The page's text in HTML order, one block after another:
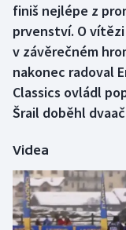
Curling
Dostihy
Florbal
Gymnastika
finiš nejlépe z
prvenství. O
v závěrečném
nakonec radoval
Classics ovládl
Šrail doběhl
Videa